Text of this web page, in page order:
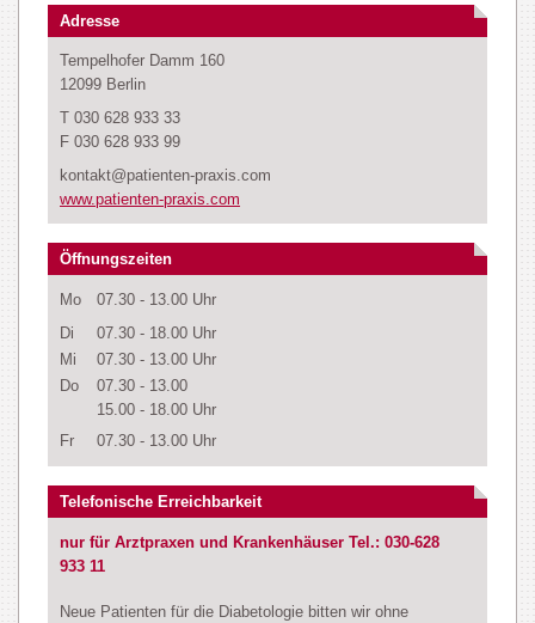
Adresse
Tempelhofer Damm 160
12099 Berlin
T 030 628 933 33
F 030 628 933 99
kontakt@patienten-praxis.com
www.patienten-praxis.com
Öffnungszeiten
Mo
Di
07.30 - 13.00 Uhr
07.30 - 18.00 Uhr
Mi
07.30 - 13.00 Uhr
Do
07.30 - 13.00
15.00 - 18.00 Uhr
Fr
07.30 - 13.00 Uhr
Telefonische Erreichbarkeit
nur für Arztpraxen und Krankenhäuser Tel.: 030-628
933 11
Neue Patienten für die Diabetologie bitten wir ohne